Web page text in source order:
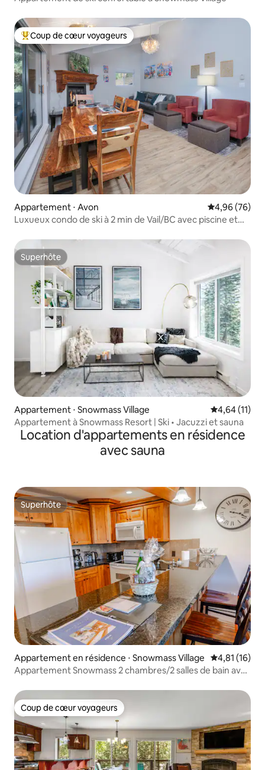
Coups de cœur voyageurs les plus appréciés
Coup de cœur voyageurs
Appartement ⋅ Avon Évaluation
4,96 (76)
Luxueux condo de ski à 2 min de Vail/BC avec piscine et
Superhôte
Superhôte
Appartement ⋅ Snowmass Village Évaluation
4,64 (11)
Appartement à Snowmass Resort | Ski • Jacuzzi et sauna
Location d'appartements en résidence
avec sauna
Superhôte
Superhôte
Appartement en résidence ⋅ Snowmass Village Évaluation
4,81 (16)
Appartement Snowmass 2 chambres/2 salles de bain avec
Coup de cœur voyageurs
Coup de cœur voyageurs